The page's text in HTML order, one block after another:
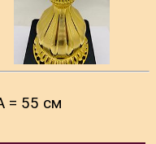
= 55 см